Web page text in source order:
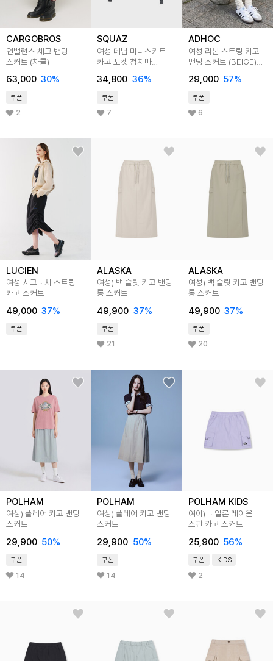
CARGOBROS
언밸런스 체크 밴딩
스커트 (차콜)
63,000 30%
쿠폰
2
SQUAZ
여성 데님 미니스커트
카고 포켓 청치마
34,800 36%
쿠폰
7
ADHOC
여성 리본 스트링 카고
밴딩 스커트 (BEIGE)
29,000 57%
쿠폰
6
LUCIEN
여성 시그니처 스트링
카고 스커트
49,000 37%
쿠폰
ALASKA
여성) 백 슬릿 카고 밴딩
롱 스커트
49,900 37%
쿠폰
21
ALASKA
여성) 백 슬릿 카고 밴딩
롱 스커트
49,900 37%
쿠폰
20
POLHAM
여성) 플레어 카고 밴딩
스커트
29,900 50%
쿠폰
14
POLHAM
여성) 플레어 카고 밴딩
스커트
29,900 50%
쿠폰
14
POLHAM KIDS
여아) 나일론 레이온
스판 카고 스커트
25,900 56%
쿠폰 KIDS
2